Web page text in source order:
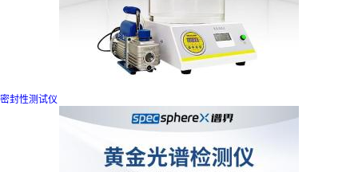
密封性测试仪